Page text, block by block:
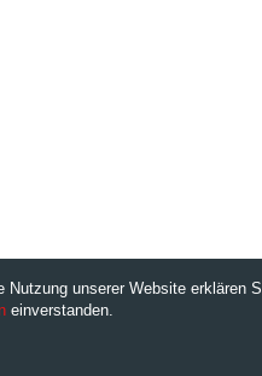
Nutzung unserer Website erklären
einverstanden.